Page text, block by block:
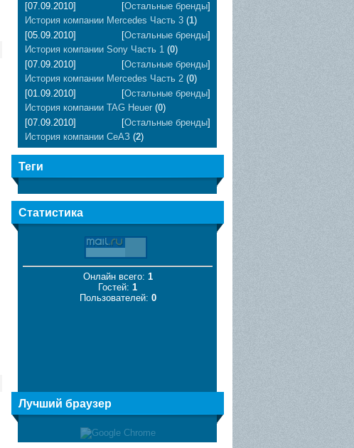
[07.09.2010]
[Остальные бренды]
История компании Mercedes Часть 3 (1)
[05.09.2010]
[Остальные бренды]
История компании Sony Часть 1 (0)
[07.09.2010]
[Остальные бренды]
История компании Mercedes Часть 2 (0)
[01.09.2010]
[Остальные бренды]
История компании TAG Heuer (0)
[07.09.2010]
[Остальные бренды]
История компании СеАЗ (2)
Теги
Статистика
Онлайн всего: 1
Гостей: 1
Пользователей: 0
Лучший браузер